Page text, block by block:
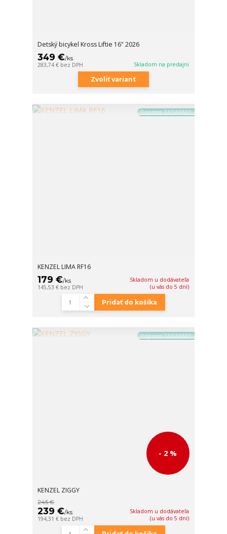
Detský bicykel Kross Liftie 16" 2026
349 €/ks
283,74 € bez DPH Skladom na predajni
Zvoliť variant
Doprava ZADARMO
KENZEL LIMA RF16
179 €/ks
145,53 € bez DPH
Skladom u dodávateľa
(u vás do 5 dní)
Pridať do košíka
Doprava ZADARMO
- 2 %
KENZEL ZIGGY
245 €
239 €/ks
194,31 € bez DPH
Skladom u dodávateľa
(u vás do 5 dní)